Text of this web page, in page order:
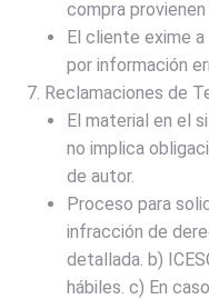
compra
El cliente exime a
por información
Reclamaciones de
El material en el
no implica
de autor.
Proceso para
infracción de
detallada. b)
hábiles. c) En